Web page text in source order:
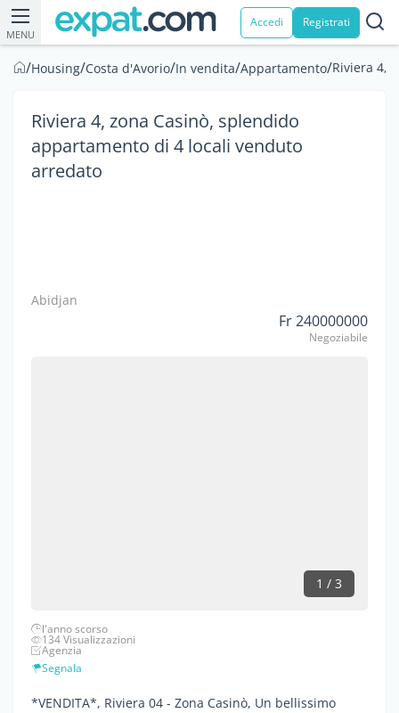
MENU
Accedi Registrati
/Housing/Costa d'Avorio/In vendita/Appartamento/Riviera 4,
Riviera 4, zona Casinò, splendido
appartamento di 4 locali venduto
arredato
Abidjan
Fr 240000000
Negoziabile
1 / 3
l'anno scorso
134 Visualizzazioni
Agenzia
Segnala
*VENDITA*, Riviera 04 - Zona Casinò, Un bellissimo